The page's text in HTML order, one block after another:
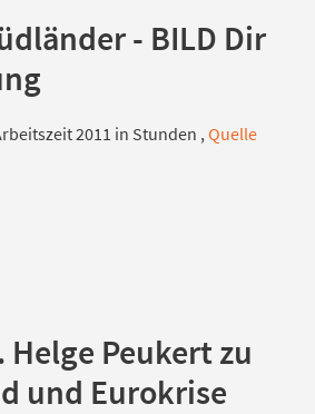
- BILD Dir
2011 in Stunden , Quelle
Helge Peukert zu
und Eurokrise